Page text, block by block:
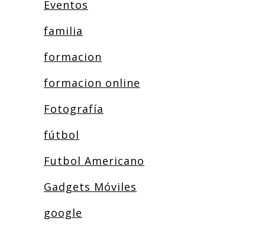
Eventos
familia
formacion
formacion online
Fotografía
fútbol
Futbol Americano
Gadgets Móviles
google